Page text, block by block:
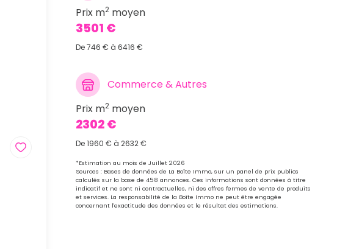
Prix m2 moyen
3501 €
De 746 € à 6416 €
Commerce & Autres
Prix m2 moyen
2302 €
De 1960 € à 2632 €
*Estimation au mois de Juillet 2026
Sources : Bases de données de La Boîte Immo, sur un panel de prix publics
calculés sur la base de 458 annonces. Ces informations sont données à titre
indicatif et ne sont ni contractuelles, ni des offres fermes de vente de produits
et services. La responsabilité de la Boîte Immo ne peut être engagée
concernant l'exactitude des données et le résultat des estimations.